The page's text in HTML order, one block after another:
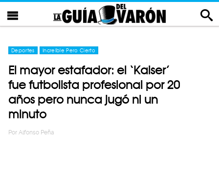
Deportes Increíble Pero Cierto
El mayor estafador: el ‘Kaiser’
fue futbolista profesional por 20
años pero nunca jugó ni un
minuto
Por Alfonso Peña